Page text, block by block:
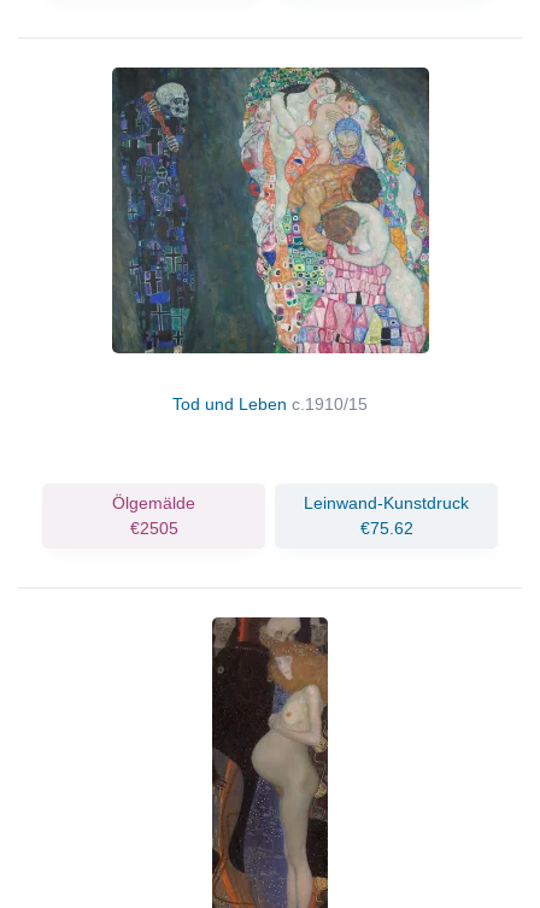
Tod und Leben c.1910/15
Ölgemälde
€2505
Leinwand-Kunstdruck
€75.62